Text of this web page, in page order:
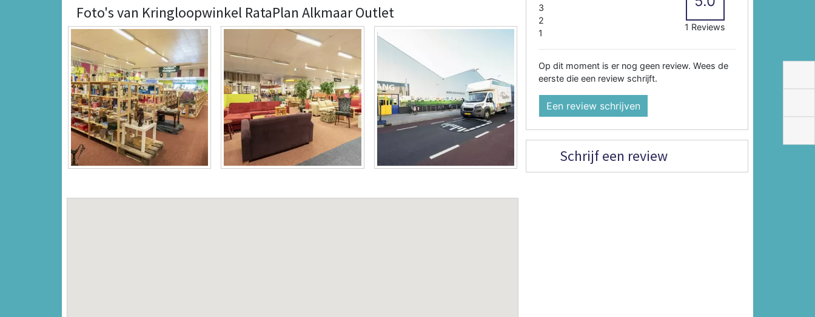
Foto's van Kringloopwinkel RataPlan Alkmaar Outlet
3
2
1
1 Reviews
Op dit moment is er nog geen review. Wees de
eerste die een review schrijft.
Een review schrijven
Schrijf een review